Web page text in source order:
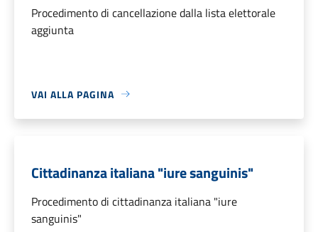
Procedimento di cancellazione dalla lista elettorale
aggiunta
VAI ALLA PAGINA
Cittadinanza italiana "iure sanguinis"
Procedimento di cittadinanza italiana "iure
sanguinis"